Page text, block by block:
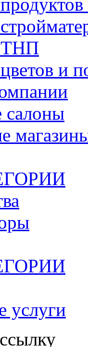
ТНП
и
салоны
услуги